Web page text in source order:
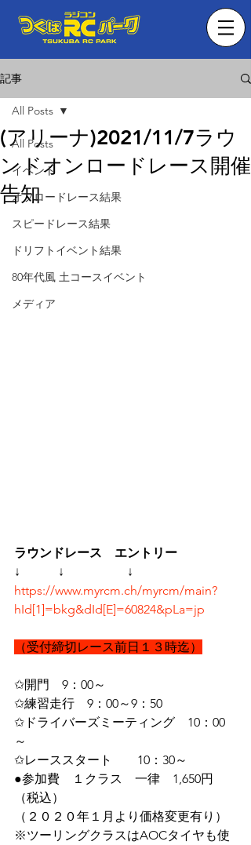
記事
All Posts
イベント
オフロードレース結果
スピードレース結果
ドリフトイベント結果
80年代風 土コースイベント
メディア
All Posts
(アリーナ)2021/11/7ラウ
ンドオンロードレース開催
告知
ラウンドレース　エントリー
↓　　　↓　　　　　↓
https://www.myrcm.ch/myrcm/main?
hId[1]=bkg&dId[E]=60824&pLa=jp
（受付締切レース前日１３時迄）
✩開門　9：00～
✩練習走行　9：00～9：50
✩ドライバーズミーティング　10：00
～
✩レーススタート　　10：30～
●参加費　１クラス　一律　1,650円
（税込）
（２０２０年１月より価格変更有り）
※ツーリングクラスはAOCタイヤも使